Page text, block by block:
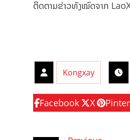
ຕິດຕາມຂ່າວທັງໝົດຈາກ
Kongxay
Facebook X